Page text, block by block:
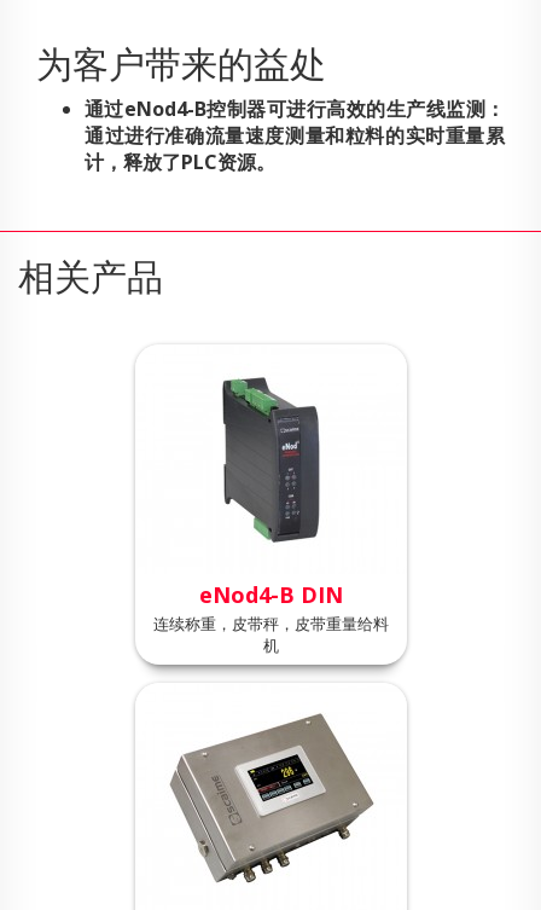
为客户带来的益处
通过eNod4-B控制器可进行高效的生产线监测：
通过进行准确流量速度测量和粒料的实时重量累
计，释放了PLC资源。
相关产品
eNod4-B DIN
连续称重，皮带秤，皮带重量给料
机